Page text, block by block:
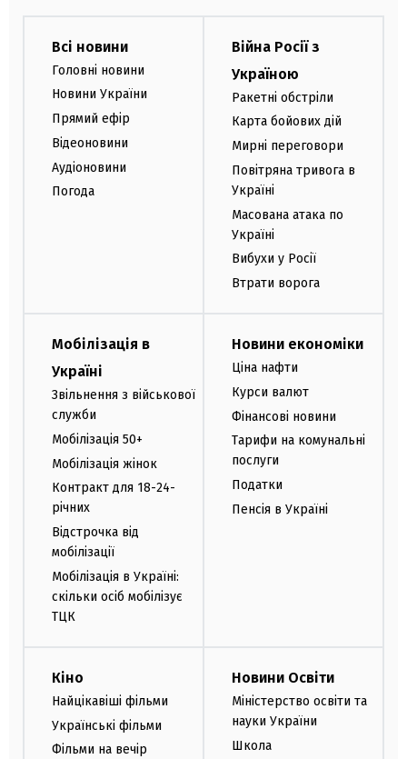
Всі новини
Головні новини
Новини України
Прямий ефір
Відеоновини
Аудіоновини
Погода
Війна Росії з
Україною
Ракетні обстріли
Карта бойових дій
Мирні переговори
Повітряна тривога в
Україні
Масована атака по
Україні
Вибухи у Росії
Втрати ворога
Мобілізація в
Україні
Звільнення з військової
служби
Мобілізація 50+
Мобілізація жінок
Контракт для 18-24-
річних
Відстрочка від
мобілізації
Мобілізація в Україні:
скільки осіб мобілізує
ТЦК
Новини економіки
Ціна нафти
Курси валют
Фінансові новини
Тарифи на комунальні
послуги
Податки
Пенсія в Україні
Кіно
Найцікавіші фільми
Українські фільми
Фільми на вечір
Новини Освіти
Міністерство освіти та
науки України
Школа